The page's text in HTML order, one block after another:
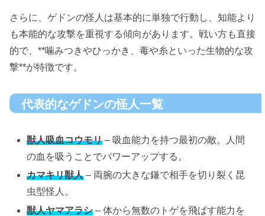
さらに、ゲドンの怪人は基本的に単独で行動し、知能より
も本能的な攻撃を重視する傾向があります。戦い方も直接
的で、**噛みつきやひっかき、毒や糸といった生物的な攻
撃**が特徴です。
代表的なゲドンの怪人一覧
獣人吸血コウモリ – 吸血能力を持つ最初の敵。人間
の血を吸うことでパワーアップする。
カマキリ獣人 – 両腕の大きな鎌で相手を切り裂く昆
虫型怪人。
獣人ヤマアラシ – 体から無数のトゲを飛ばす能力を